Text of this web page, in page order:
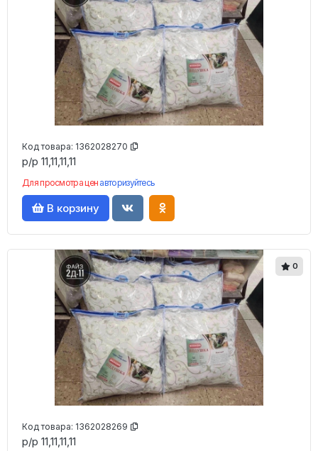
Код товара: 1362028270
р/р 11,11,11,11
Для просмотра цен авторизуйтесь
В корзину
0
Код товара: 1362028269
р/р 11,11,11,11